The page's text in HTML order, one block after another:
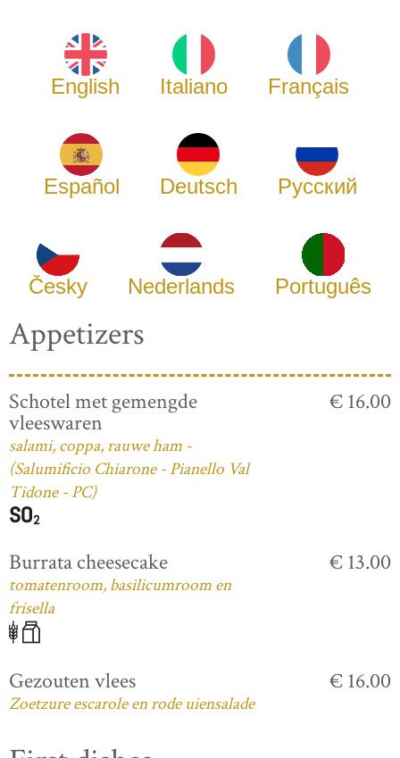
English Italiano Français
Español Deutsch Русский
Česky Nederlands Português
Appetizers
Schotel met gemengde
vleeswaren
salami, coppa, rauwe ham -
(Salumificio Chiarone - Pianello Val
Tidone - PC)
€ 16.00
Burrata cheesecake
tomatenroom, basilicumroom en
frisella
€ 13.00
Gezouten vlees
Zoetzure escarole en rode uiensalade
€ 16.00